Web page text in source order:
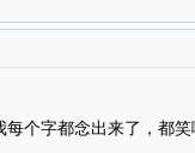
个字都念出来了，都